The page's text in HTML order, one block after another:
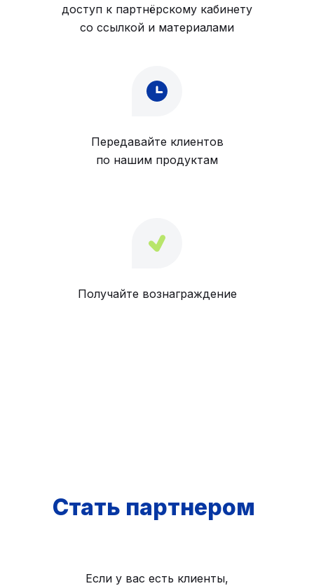
доступ к партнёрскому кабинету
со ссылкой и материалами
Передавайте клиентов
по нашим продуктам
Получайте вознаграждение
Стать партнером
Если у вас есть клиенты,